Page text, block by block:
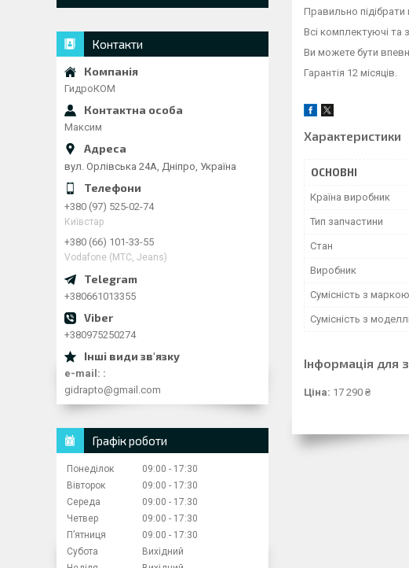
Правильно
Всі комплектуючі та
Ви можете бути
Гарантія 12 місяців.
Характеристики
ОСНОВНІ
Країна виробник
Тип запчастини
Стан
Виробник
Сумісність з маркою
Сумісність з
Інформація для
Ціна: 17 290 ₴
Контакти
ГидроКОМ
Максим
вул. Орлівська 24А, Дніпро, Україна
+380 (97) 525-02-74
Київстар
+380 (66) 101-33-55
Vodafone (МТС, Jeans)
+380661013355
+380975250274
e-mail:
gidrapto@gmail.com
Графік роботи
Понеділок 09:00
17:30
Вівторок
09:00
17:30
Середа
09:00
17:30
Четвер
09:00
17:30
Пʼятниця
09:00
17:30
Субота
Вихідний